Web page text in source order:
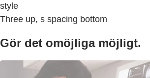
style
Three up, s spacing bottom
Gör det omöjliga möjligt.